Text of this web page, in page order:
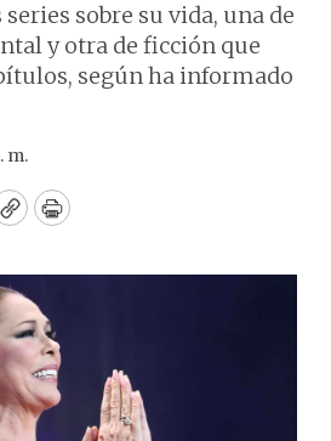
sobre su vida, una de
y otra de ficción que
según ha informado
m.
CopyPrint